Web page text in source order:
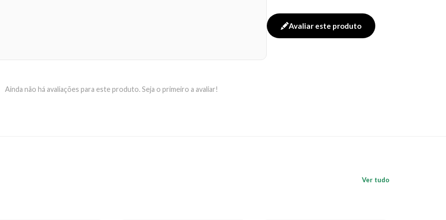
irritação, suspensa o uso e procure orientação médica. Manter em local seco e arejado e fora do alcance de
Avaliar este produto
Ainda não há avaliações para este produto. Seja o primeiro a avaliar!
Ver tudo